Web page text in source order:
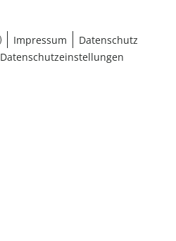
Impressum
Datenschutz
Datenschutzeinstellungen